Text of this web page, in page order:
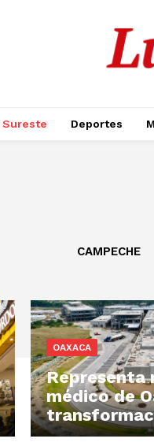
Sureste Deportes
CAMPECHE
OAXACA
Representa
médico de